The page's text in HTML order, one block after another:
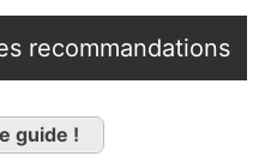
recommandations
guide !